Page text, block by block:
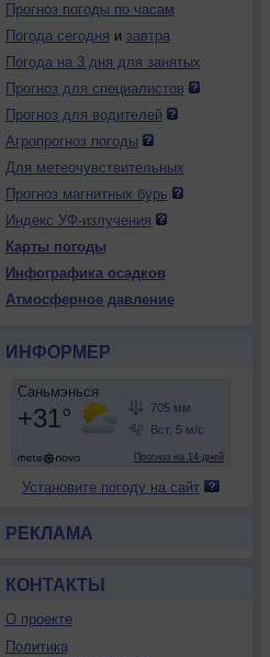
Прогноз погоды по часам
Погода сегодня и завтра
Погода на 3 дня для занятых
Прогноз для специалистов
Прогноз для водителей
Агропрогноз погоды
Для метеочувствительных
Прогноз магнитных бурь
Индекс УФ-излучения
Карты погоды
Инфографика осадков
Атмосферное давление
ИНФОРМЕР
Установите погоду на сайт
РЕКЛАМА
КОНТАКТЫ
О проекте
Политика